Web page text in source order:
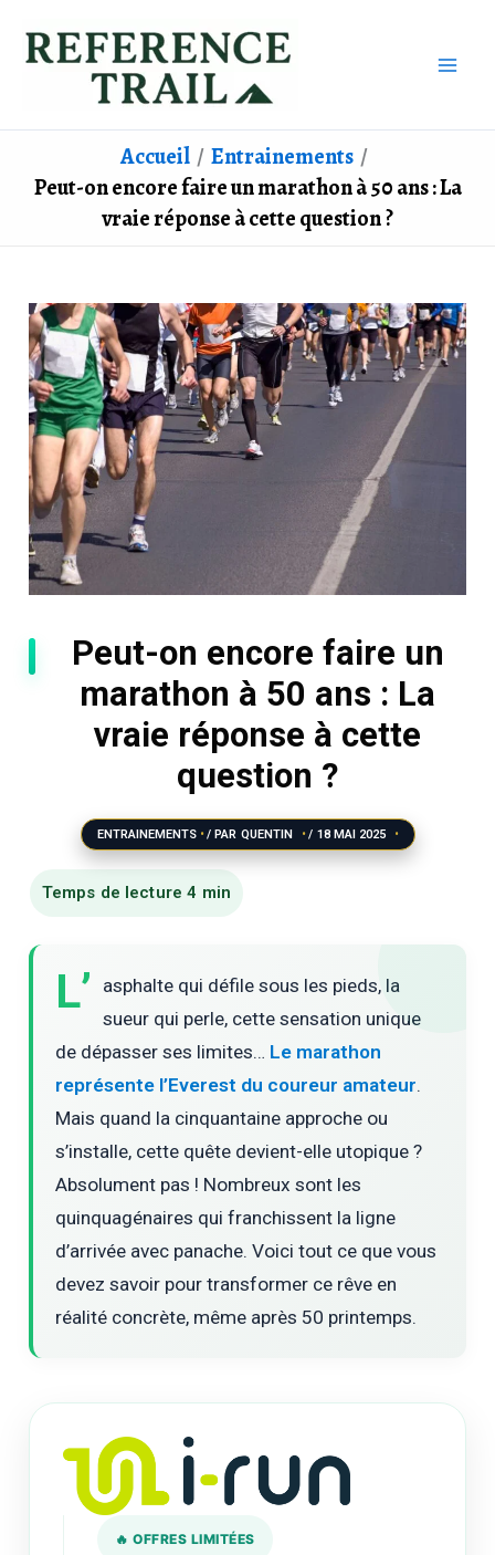
Accueil
Entrainements
Peut-on encore faire un marathon à 50 ans : La
vraie réponse à cette question ?
Peut-on encore faire un
marathon à 50 ans : La
vraie réponse à cette
question ?
ENTRAINEMENTS / PAR QUENTIN / 18 MAI 2025
L’
asphalte qui défile sous les pieds, la
sueur qui perle, cette sensation unique
de dépasser ses limites… Le marathon
représente l’Everest du coureur amateur.
Mais quand la cinquantaine approche ou
s’installe, cette quête devient-elle utopique ?
Absolument pas ! Nombreux sont les
quinquagénaires qui franchissent la ligne
d’arrivée avec panache. Voici tout ce que vous
devez savoir pour transformer ce rêve en
réalité concrète, même après 50 printemps.
🔥 OFFRES LIMITÉES